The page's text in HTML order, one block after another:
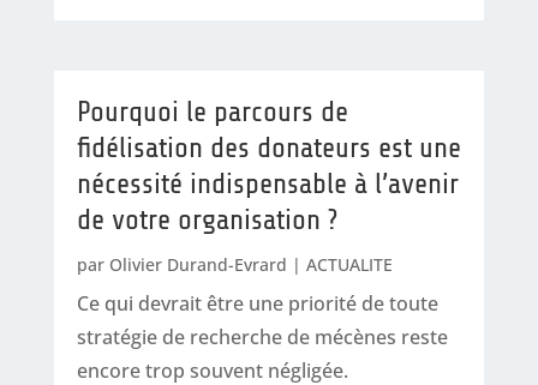
Pourquoi le parcours de
fidélisation des donateurs est une
nécessité indispensable à l’avenir
de votre organisation ?
par Olivier Durand-Evrard | ACTUALITE
Ce qui devrait être une priorité de toute
stratégie de recherche de mécènes reste
encore trop souvent négligée.